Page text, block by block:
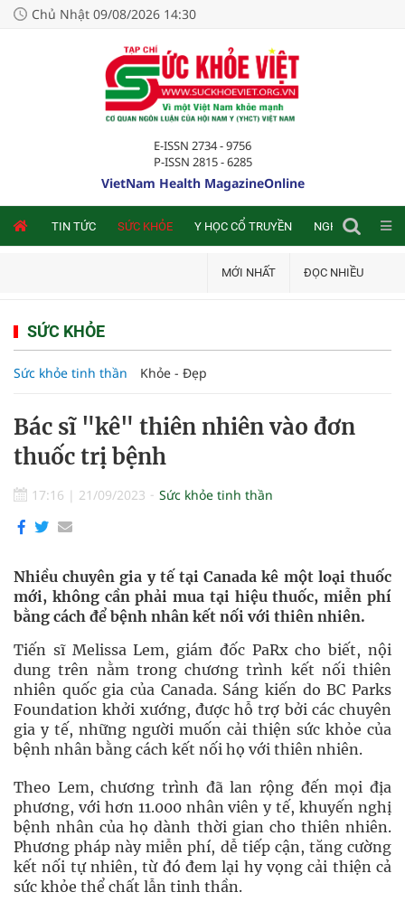
Chủ Nhật 09/08/2026 14:30
E-ISSN 2734 - 9756
P-ISSN 2815 - 6285
VietNam Health MagazineOnline
TIN TỨC SỨC KHỎE Y HỌC CỔ TRUYỀN NGHIÊN CỨU
MỚI NHẤT ĐỌC NHIỀU
SỨC KHỎE
Sức khỏe tinh thần Khỏe - Đẹp
Bác sĩ "kê" thiên nhiên vào đơn
thuốc trị bệnh
17:16 | 21/09/2023 Sức khỏe tinh thần
Nhiều chuyên gia y tế tại Canada kê một loại thuốc
mới, không cần phải mua tại hiệu thuốc, miễn phí
bằng cách để bệnh nhân kết nối với thiên nhiên.
Tiến sĩ Melissa Lem, giám đốc PaRx cho biết, nội
dung trên nằm trong chương trình kết nối thiên
nhiên quốc gia của Canada. Sáng kiến do BC Parks
Foundation khởi xướng, được hỗ trợ bởi các chuyên
gia y tế, những người muốn cải thiện sức khỏe của
bệnh nhân bằng cách kết nối họ với thiên nhiên.
Theo Lem, chương trình đã lan rộng đến mọi địa
phương, với hơn 11.000 nhân viên y tế, khuyến nghị
bệnh nhân của họ dành thời gian cho thiên nhiên.
Phương pháp này miễn phí, dễ tiếp cận, tăng cường
kết nối tự nhiên, từ đó đem lại hy vọng cải thiện cả
sức khỏe thể chất lẫn tinh thần.